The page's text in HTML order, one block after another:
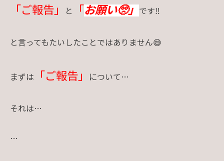
「ご報告」 と 「お願い🥺」です‼
と言ってもたいしたことではありません😅
まずは 「ご報告」 について…
それは…
…